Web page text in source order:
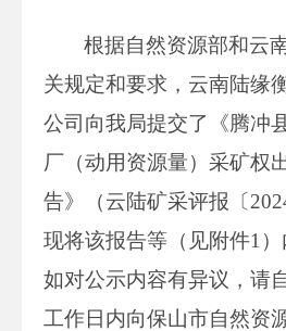
根据自然资源部和云
关规定和要求，云南陆缘
公司向我局提交了《腾冲
厂（动用资源量）采矿权
告》（云陆矿采评报〔
现将该报告等（见附件1）
如对公示内容有异议，请
工作日内向保山市自然资